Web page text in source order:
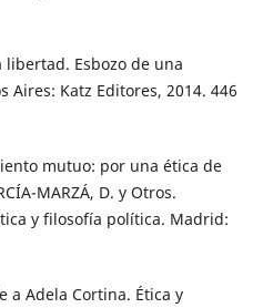
libertad. Esbozo de una
Aires: Katz Editores, 2014. 446
mutuo: por una ética de
MARZÁ, D. y Otros.
y filosofía política. Madrid:
a Adela Cortina. Ética y